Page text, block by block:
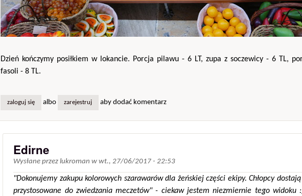
Dzień kończymy posiłkiem w lokancie. Porcja pilawu - 6 LT, zupa z soczewicy - 6 TL,
fasoli - 8 TL.
zaloguj się albo zarejestruj aby dodać komentarz
Edirne
Wysłane przezlukroman wwt., 27/06/2017 - 22:53
"Dokonujemy zakupu kolorowych szarawarów dla żeńskiej części ekipy. Chłopcy
przystosowane do zwiedzania meczetów" - ciekaw jestem niezmiernie tego widoku